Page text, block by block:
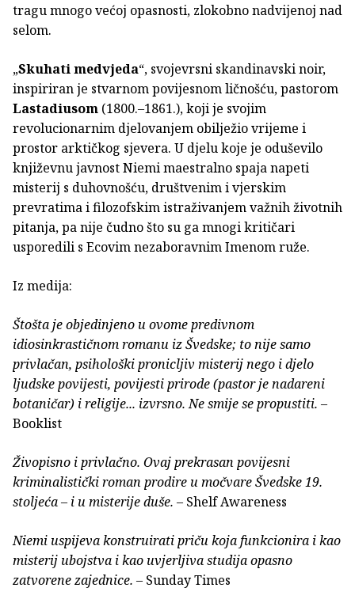
tragu mnogo većoj opasnosti, zlokobno nadvijenoj nad
selom.
„Skuhati medvjeda“, svojevrsni skandinavski noir,
inspiriran je stvarnom povijesnom ličnošću, pastorom
Lastadiusom (1800.–1861.), koji je svojim
revolucionarnim djelovanjem obilježio vrijeme i
prostor arktičkog sjevera. U djelu koje je oduševilo
književnu javnost Niemi maestralno spaja napeti
misterij s duhovnošću, društvenim i vjerskim
prevratima i filozofskim istraživanjem važnih životnih
pitanja, pa nije čudno što su ga mnogi kritičari
usporedili s Ecovim nezaboravnim Imenom ruže.
Iz medija:
Štošta je objedinjeno u ovome predivnom
idiosinkrastičnom romanu iz Švedske; to nije samo
privlačan, psihološki pronicljiv misterij nego i djelo
ljudske povijesti, povijesti prirode (pastor je nadareni
botaničar) i religije... izvrsno. Ne smije se propustiti. –
Booklist
Živopisno i privlačno. Ovaj prekrasan povijesni
kriminalistički roman prodire u močvare Švedske 19.
stoljeća – i u misterije duše. – Shelf Awareness
Niemi uspijeva konstruirati priču koja funkcionira i kao
misterij ubojstva i kao uvjerljiva studija opasno
zatvorene zajednice. – Sunday Times